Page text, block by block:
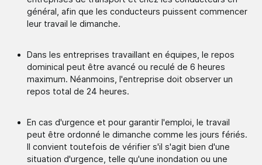
général, afin que les conducteurs puissent commencer
leur travail le dimanche.
Dans les entreprises travaillant en équipes, le repos
dominical peut être avancé ou reculé de 6 heures
maximum. Néanmoins, l'entreprise doit observer un
repos total de 24 heures.
En cas d'urgence et pour garantir l'emploi, le travail
peut être ordonné le dimanche comme les jours fériés.
Il convient toutefois de vérifier s'il s'agit bien d'une
situation d'urgence, telle qu'une inondation ou une